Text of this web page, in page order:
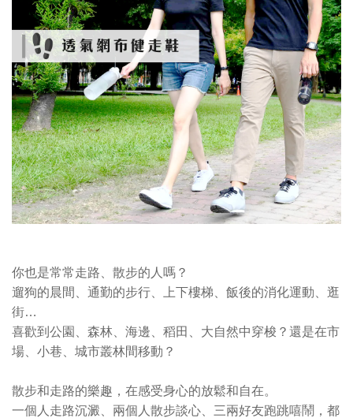
你也是常常走路、散步的人嗎？
遛狗的晨間、通勤的步行、上下樓梯、飯後的消化運動、逛
街…
喜歡到公園、森林、海邊、稻田、大自然中穿梭？還是在市
場、小巷、城市叢林間移動？
散步和走路的樂趣，在感受身心的放鬆和自在。
一個人走路沉澱、兩個人散步談心、三兩好友跑跳嘻鬧，都